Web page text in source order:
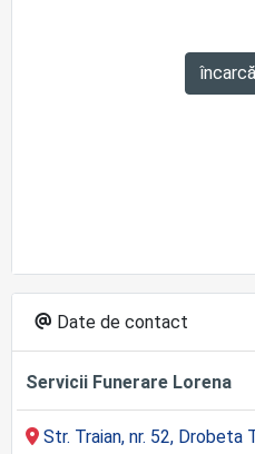
Date de contact
Servicii Funerare Lorena
Str. Traian, nr. 52, Drobeta